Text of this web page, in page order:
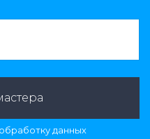
обработку данных